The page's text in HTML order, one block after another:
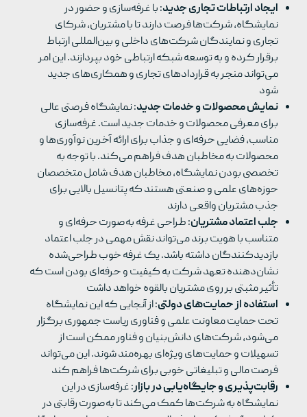
ایجاد ارتباطات تجاری جدید: با غرفه‌سازی و حضور در
نمایشگاه، شرکت‌ها فرصت دارند تا با مشتریان، شرکای
تجاری و نمایندگان شرکت‌های داخلی و بین‌المللی ارتباط
برقرار کرده و به توسعه شبکه ارتباطی خود بپردازند. این امر
می‌تواند منجر به قراردادهای تجاری و همکاری‌های جدید
شود
نمایش محصولات و خدمات جدید: نمایشگاه فرصتی عالی
برای معرفی محصولات و خدمات جدید است. غرفه‌سازی
مناسب، فضایی حرفه‌ای و جذاب برای ارائه آخرین نوآوری‌ها و
محصولات به مخاطبان هدف فراهم می‌کند. با توجه به
تخصصی بودن نمایشگاه، مخاطبان هدف شامل متخصصان
حوزه‌های علمی و صنعتی هستند که پتانسیل بالایی برای
جذب مشتریان واقعی دارند
جلب اعتماد مشتریان: طراحی غرفه به‌صورت حرفه‌ای و
متناسب با هویت برند می‌تواند نقش مهمی در جلب اعتماد
بازدیدکنندگان داشته باشد. یک غرفه خوب طراحی‌شده
نشان‌دهنده تعهد شرکت به کیفیت و حرفه‌ای بودن است که
تأثیر مثبتی بر روی مشتریان بالقوه خواهد داشت
استفاده از حمایت‌های دولتی: از آنجایی که این نمایشگاه
تحت حمایت معاونت علمی و فناوری ریاست جمهوری برگزار
می‌شود، شرکت‌های دانش‌بنیان و فناور ممکن است از
تسهیلات و حمایت‌های ویژه‌ای بهره‌مند شوند. این می‌تواند
فرصت مالی و تبلیغاتی خوبی برای شرکت‌ها فراهم کند
رقابت‌پذیری و جایگاه‌یابی در بازار: غرفه‌سازی در این
نمایشگاه به شرکت‌ها کمک می‌کند تا به‌صورت رقابتی در